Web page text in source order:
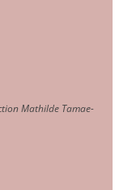
Mathilde Tamae-